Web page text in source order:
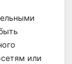
или